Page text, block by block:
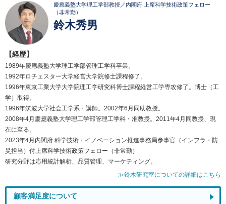
慶應義塾大学理工学部教授／内閣府 上席科学技術政策フェロー
（非常勤）
鈴木秀男
【経歴】
1989年慶應義塾大学理工学部管理工学科卒業。
1992年ロチェスター大学経営大学院修士課程修了。
1996年東京工業大学大学院理工学研究科博士課程経営工学専攻修了。博士（工
学）取得。
1996年筑波大学社会工学系・講師。2002年6月同助教授。
2008年4月慶應義塾大学理工学部管理工学科・准教授。2011年4月同教授、現
在に至る。
2023年4月内閣府 科学技術・イノベーション推進事務局参事官（インフラ・防
災担当）付上席科学技術政策フェロー（非常勤）
研究分野は応用統計解析、品質管理、マーケティング。
≫鈴木研究室についての詳細はこちら
顧客満足度について